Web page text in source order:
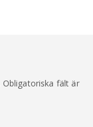
Obligatoriska fält är